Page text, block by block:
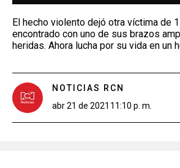
El hecho violento dejó otra víctima de
encontrado con uno de sus brazos
heridas. Ahora lucha por su vida en un
NOTICIAS RCN
abr 21 de 2021 11:10 p. m.